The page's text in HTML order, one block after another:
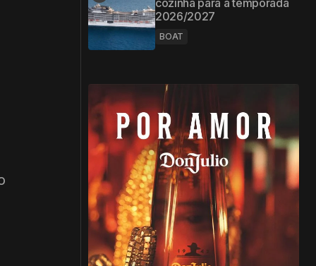
cozinha para a temporada
2026/2027
BOAT